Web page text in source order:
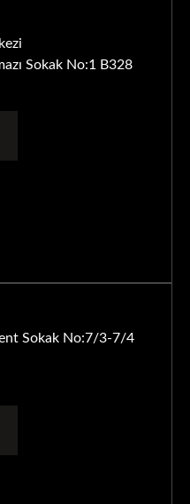
Sokak No:1 B328
Sokak No:7/3-7/4